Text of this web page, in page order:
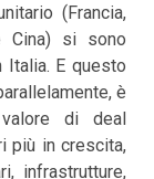
(Francia,
Cina) si sono
E questo
è
di deal
più in crescita,
infrastrutture,